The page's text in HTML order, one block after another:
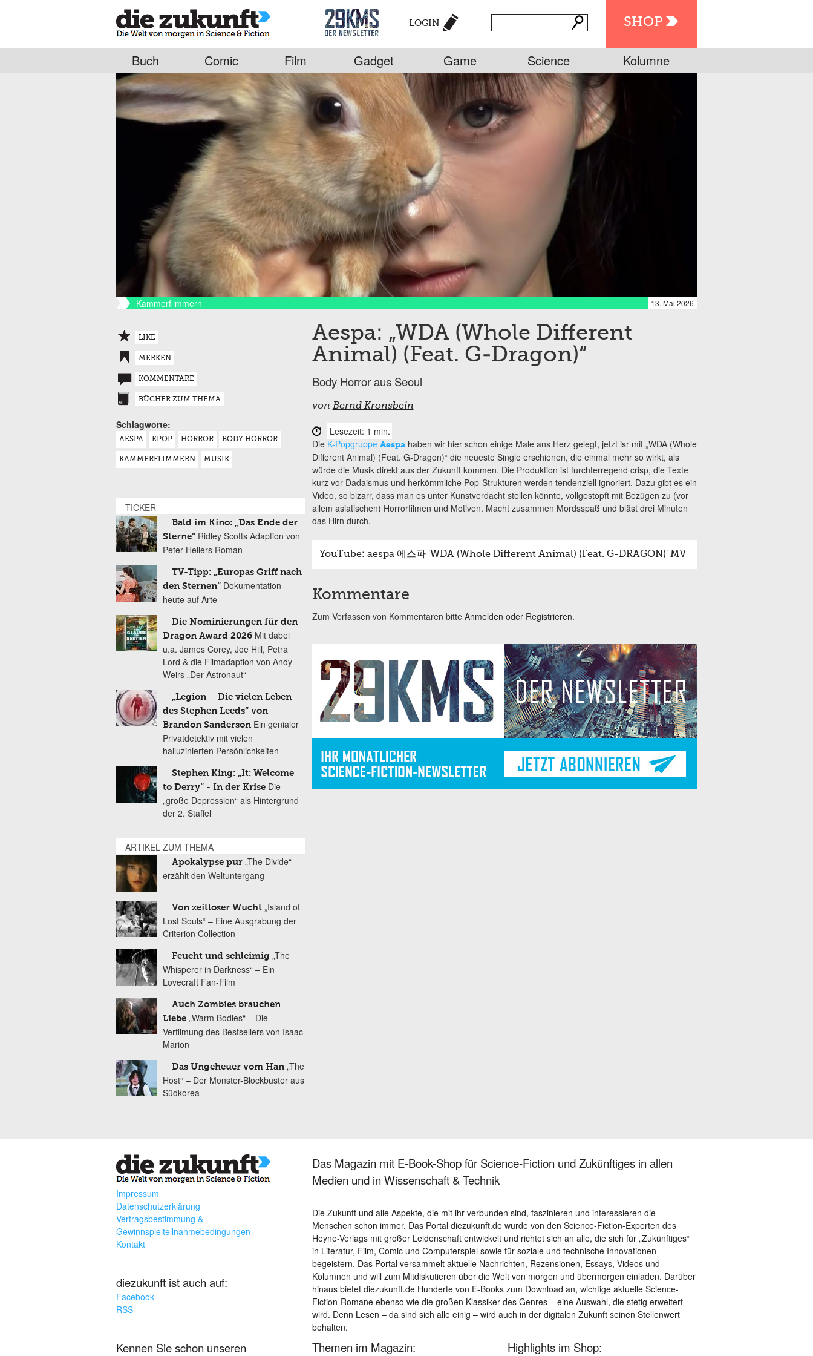
SHOP
LOGIN
Buch Comic Film Gadget Game Science Kolumne
Kammerflimmern 13. Mai 2026
Aespa: „WDA (Whole Different
Animal) (Feat. G-Dragon)“
Body Horror aus Seoul
von Bernd Kronsbein
Lesezeit: 1 min.
Die K-Popgruppe Aespahaben wir hier schon einige Male ans Herz gelegt, jetzt isr mit „WDA (Whole
Different Animal) (Feat. G-Dragon)“ die neueste Single erschienen, die einmal mehr so wirkt, als
würde die Musik direkt aus der Zukunft kommen. Die Produktion ist furchterregend crisp, die Texte
kurz vor Dadaismus und herkömmliche Pop-Strukturen werden tendenziell ignoriert. Dazu gibt es ein
Video, so bizarr, dass man es unter Kunstverdacht stellen könnte, vollgestopft mit Bezügen zu (vor
allem asiatischen) Horrorfilmen und Motiven. Macht zusammen Mordsspaß und bläst drei Minuten
das Hirn durch.
YouTube: aespa 에스파 'WDA (Whole Different Animal) (Feat. G-DRAGON)' MV
Kommentare
Zum Verfassen von Kommentaren bitte Anmelden oder Registrieren.
LIKE
MERKEN
KOMMENTARE
BÜCHER ZUM THEMA
Schlagworte:
AESPA KPOP HORROR BODY HORROR
KAMMERFLIMMERN MUSIK
TICKER
Bald im Kino: „Das Ende der
Sterne“ Ridley Scotts Adaption von
Peter Hellers Roman
TV-Tipp: „Europas Griff nach
den Sternen“ Dokumentation
heute auf Arte
Die Nominierungen für den
Dragon Award 2026 Mit dabei
u.a. James Corey, Joe Hill, Petra
Lord & die Filmadaption von Andy
Weirs „Der Astronaut“
„Legion – Die vielen Leben
des Stephen Leeds“ von
Brandon Sanderson Ein genialer
Privatdetektiv mit vielen
halluzinierten Persönlichkeiten
Stephen King: „It: Welcome
to Derry“ - In der Krise Die
„große Depression“ als Hintergrund
der 2. Staffel
ARTIKEL ZUM THEMA
Apokalypse pur „The Divide“
erzählt den Weltuntergang
Von zeitloser Wucht „Island of
Lost Souls“ – Eine Ausgrabung der
Criterion Collection
Feucht und schleimig „The
Whisperer in Darkness“ – Ein
Lovecraft Fan-Film
Auch Zombies brauchen
Liebe „Warm Bodies“ – Die
Verfilmung des Bestsellers von Isaac
Marion
Das Ungeheuer vom Han „The
Host“ – Der Monster-Blockbuster aus
Südkorea
Impressum
Datenschutzerklärung
Vertragsbestimmung &
Gewinnspielteilnahmebedingungen
Kontakt
diezukunft ist auch auf:
Facebook
RSS
Kennen Sie schon unseren
Das Magazin mit E-Book-Shop für Science-Fiction und Zukünftiges in allen
Medien und in Wissenschaft & Technik
Die Zukunft und alle Aspekte, die mit ihr verbunden sind, faszinieren und interessieren die
Menschen schon immer. Das Portal diezukunft.de wurde von den Science-Fiction-Experten des
Heyne-Verlags mit großer Leidenschaft entwickelt und richtet sich an alle, die sich für „Zukünftiges“
in Literatur, Film, Comic und Computerspiel sowie für soziale und technische Innovationen
begeistern. Das Portal versammelt aktuelle Nachrichten, Rezensionen, Essays, Videos und
Kolumnen und will zum Mitdiskutieren über die Welt von morgen und übermorgen einladen. Darüber
hinaus bietet diezukunft.de Hunderte von E-Books zum Download an, wichtige aktuelle Science-
Fiction-Romane ebenso wie die großen Klassiker des Genres – eine Auswahl, die stetig erweitert
wird. Denn Lesen – da sind sich alle einig – wird auch in der digitalen Zukunft seinen Stellenwert
behalten.
Themen im Magazin: Highlights im Shop: